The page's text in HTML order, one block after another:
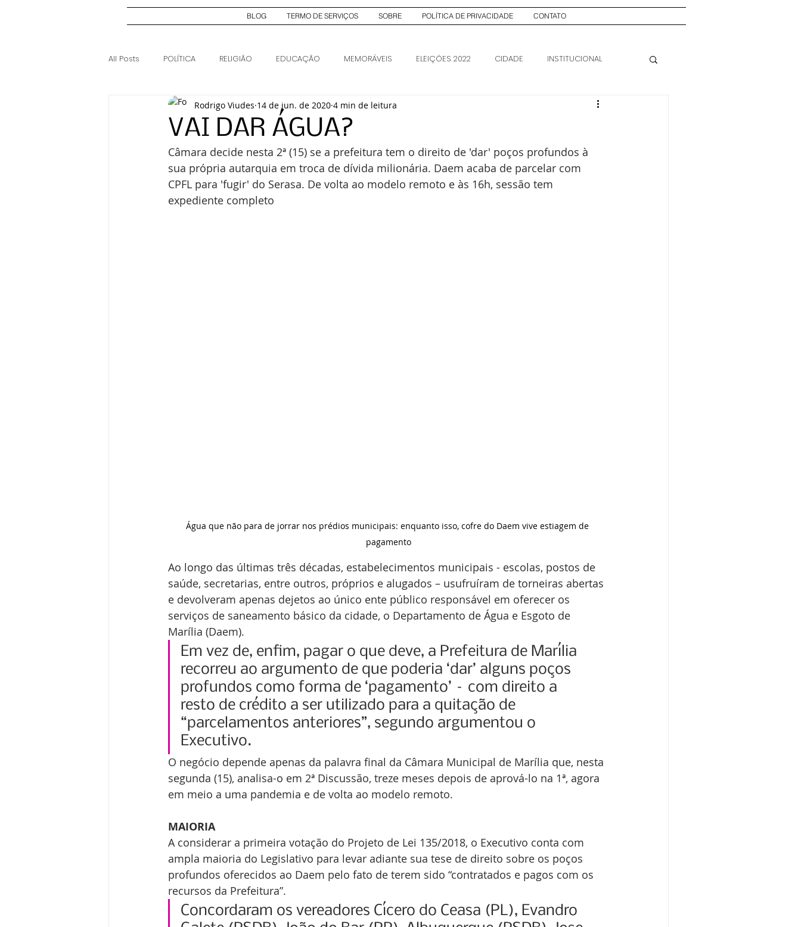
BLOG TERMO DE SERVIÇOS SOBRE POLÍTICA DE PRIVACIDADE CONTATO
All Posts POLÍTICA RELIGIÃO EDUCAÇÃO MEMORÁVEIS ELEIÇÕES 2022 CIDADE INSTITUCIONAL
ELEIÇÕES 2024 CASO JOSI DIAS ELEIÇÕES 2026 ELEIÇÕES 2026
VAI DAR ÁGUA?
Rodrigo Viudes 14 de jun. de 2020 4 min de leitura
Câmara decide nesta 2ª (15) se a prefeitura tem o direito de 'dar' poços profundos à
sua própria autarquia em troca de dívida milionária. Daem acaba de parcelar com
CPFL para 'fugir' do Serasa. De volta ao modelo remoto e às 16h, sessão tem
expediente completo
Água que não para de jorrar nos prédios municipais: enquanto isso, cofre do Daem vive estiagem de
pagamento
Ao longo das últimas três décadas, estabelecimentos municipais - escolas, postos de
saúde, secretarias, entre outros, próprios e alugados – usufruíram de torneiras abertas
e devolveram apenas dejetos ao único ente público responsável em oferecer os
serviços de saneamento básico da cidade, o Departamento de Água e Esgoto de
Marília (Daem).
Em vez de, enfim, pagar o que deve, a Prefeitura de Marília
recorreu ao argumento de que poderia ‘dar’ alguns poços
profundos como forma de ‘pagamento’ – com direito a
resto de crédito a ser utilizado para a quitação de
“parcelamentos anteriores”, segundo argumentou o
Executivo.
O negócio depende apenas da palavra final da Câmara Municipal de Marília que, nesta
segunda (15), analisa-o em 2ª Discussão, treze meses depois de aprová-lo na 1ª, agora
em meio a uma pandemia e de volta ao modelo remoto.
MAIORIA
A considerar a primeira votação do Projeto de Lei 135/2018, o Executivo conta com
ampla maioria do Legislativo para levar adiante sua tese de direito sobre os poços
profundos oferecidos ao Daem pelo fato de terem sido “contratados e pagos com os
recursos da Prefeitura”.
Concordaram os vereadores Cícero do Ceasa (PL), Evandro